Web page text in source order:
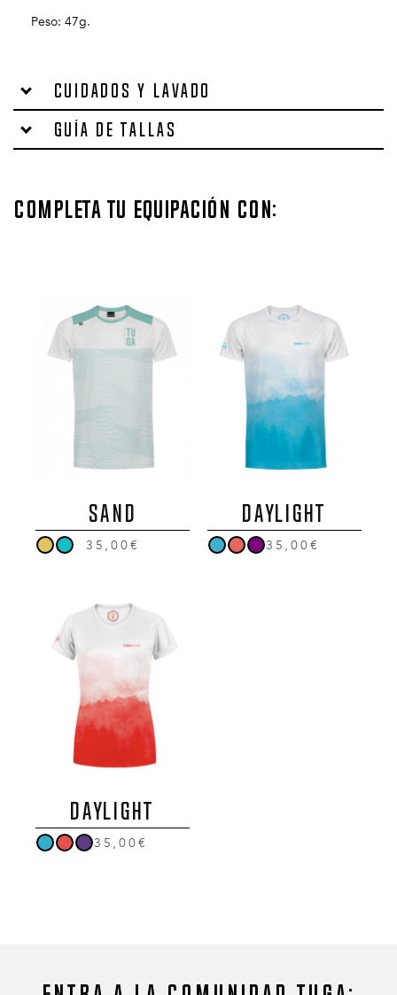
Peso: 47g.
Cuidados y lavado
Guía de tallas
Completa tu equipación con:
SAND
35,00€
DAYLIGHT
35,00€
DAYLIGHT
35,00€